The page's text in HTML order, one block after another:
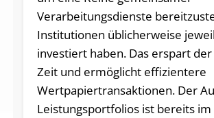
Verarbeitungsdienste
Institutionen üblicherweise
investiert haben. Das erspart
Zeit und ermöglicht effizientere
Wertpapiertransaktionen. Der
Leistungsportfolios ist bereits im